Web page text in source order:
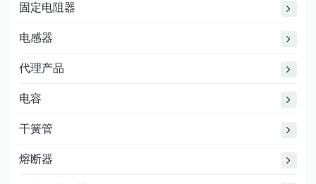
固定电阻器
电感器
代理产品
电容
干簧管
熔断器